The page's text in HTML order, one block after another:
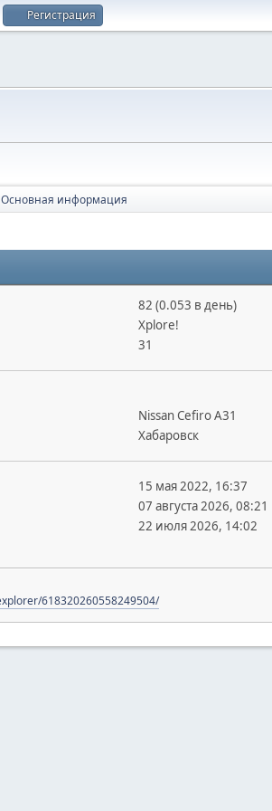
Регистрация
Основная информация
82 (0.053 в день)
Xplore!
31
Nissan Cefiro A31
Хабаровск
15 мая 2022, 16:37
07 августа 2026, 08:21
22 июля 2026, 14:02
618320260558249504/